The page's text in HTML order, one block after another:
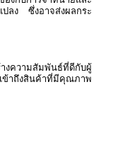
ปลง ซึ่งอาจส่งผลกระ
งความสัมพันธ์ที่ดีกับผู้
ข้าถึงสินค้าที่มีคุณภาพ